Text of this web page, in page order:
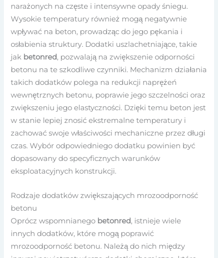
narażonych na częste i intensywne opady śniegu.
Wysokie temperatury również mogą negatywnie
wpływać na beton, prowadząc do jego pękania i
osłabienia struktury. Dodatki uszlachetniające, takie
jak betonred, pozwalają na zwiększenie odporności
betonu na te szkodliwe czynniki. Mechanizm działania
takich dodatków polega na redukcji naprężeń
wewnętrznych betonu, poprawie jego szczelności oraz
zwiększeniu jego elastyczności. Dzięki temu beton jest
w stanie lepiej znosić ekstremalne temperatury i
zachować swoje właściwości mechaniczne przez długi
czas. Wybór odpowiedniego dodatku powinien być
dopasowany do specyficznych warunków
eksploatacyjnych konstrukcji.
Rodzaje dodatków zwiększających mrozoodporność
betonu
Oprócz wspomnianego betonred, istnieje wiele
innych dodatków, które mogą poprawić
mrozoodporność betonu. Należą do nich między